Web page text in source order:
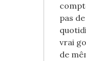
pas
vrai
de